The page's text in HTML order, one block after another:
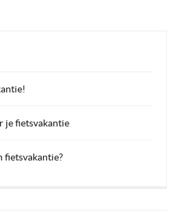
je fietsvakantie
fietsvakantie?